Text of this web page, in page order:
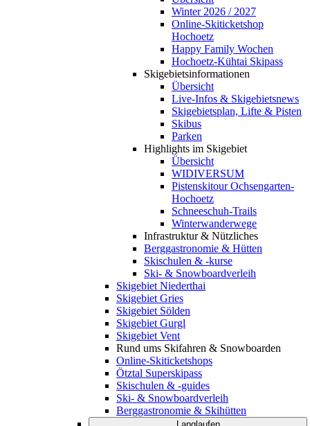
Winter 2026 / 2027
Online-Skiticketshop
Hochoetz
Happy Family Wochen
Hochoetz-Kühtai Skipass
Skigebietsinformationen
Übersicht
Live-Infos & Skigebietsnews
Skigebietsplan, Lifte & Pisten
Skibus
Parken
Highlights im Skigebiet
Übersicht
WIDIVERSUM
Pistenskitour Ochsengarten-
Hochoetz
Schneeschuh-Trails
Winterwanderwege
Infrastruktur & Nützliches
Berggastronomie & Hütten
Skischulen & -kurse
Ski- & Snowboardverleih
Skigebiet Niederthai
Skigebiet Gries
Skigebiet Sölden
Skigebiet Gurgl
Skigebiet Vent
Rund ums Skifahren & Snowboarden
Online-Skiticketshops
Ötztal Superskipass
Skischulen & -guides
Ski- & Snowboardverleih
Berggastronomie & Skihütten